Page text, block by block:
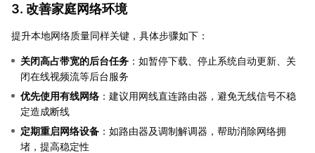
3. 改善家庭网络环境
提升本地网络质量同样关键，具体步骤如下：
关闭高占带宽的后台任务 ：如暂停下载、停止系统自动更新、关
闭在线视频流等后台服务
优先使用有线网络 ：建议用网线直连路由器，避免无线信号不稳
定造成断线
定期重启网络设备 ：如路由器及调制解调器，帮助消除网络拥
堵，提高稳定性